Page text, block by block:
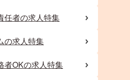
任者の求人特集
の求人特集
者OKの求人特集